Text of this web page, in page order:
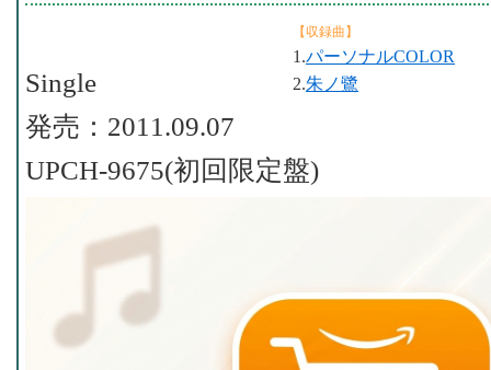
【収録曲】
1.パーソナルCOLOR
2.朱ノ鷺
Single
発売：2011.09.07
UPCH-9675(初回限定盤)